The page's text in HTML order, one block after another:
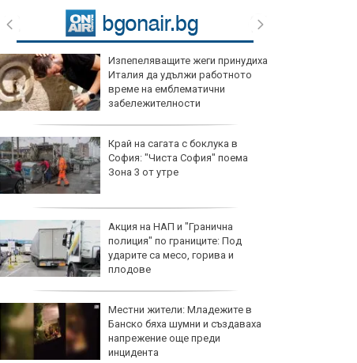
Изпепеляващите жеги принудиха
Италия да удължи работното
време на емблематични
забележителности
Край на сагата с боклука в
София: "Чиста София" поема
Зона 3 от утре
Акция на НАП и "Гранична
полиция" по границите: Под
ударите са месо, горива и
плодове
Местни жители: Младежите в
Банско бяха шумни и създаваха
напрежение още преди
инцидента